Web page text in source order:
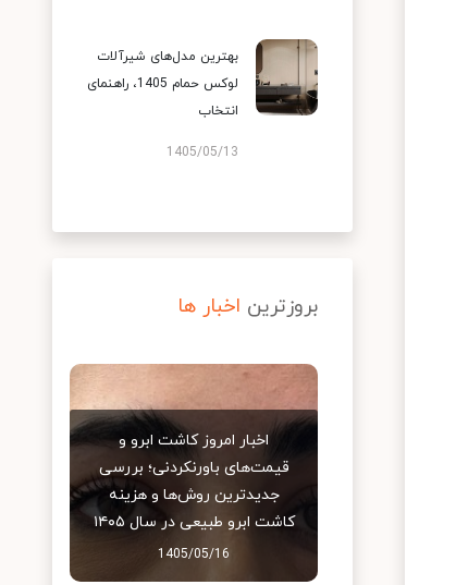
بهترین مدل‌های شیرآلات
لوکس حمام 1405، راهنمای
انتخاب
1405/05/13
بروزترین اخبار ها
اخبار امروز کاشت ابرو و
قیمت‌های باورنکردنی؛ بررسی
جدیدترین روش‌ها و هزینه
کاشت ابرو طبیعی در سال ۱۴۰۵
1405/05/16